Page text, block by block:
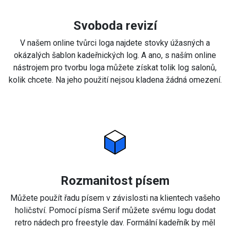
Svoboda revizí
V našem online tvůrci loga najdete stovky úžasných a
okázalých šablon kadeřnických log. A ano, s naším online
nástrojem pro tvorbu loga můžete získat tolik log salonů,
kolik chcete. Na jeho použití nejsou kladena žádná omezení.
Rozmanitost písem
Můžete použít řadu písem v závislosti na klientech vašeho
holičství. Pomocí písma Serif můžete svému logu dodat
retro nádech pro freestyle dav. Formální kadeřník by měl